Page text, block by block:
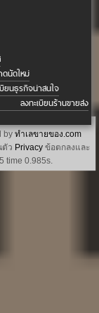
ดนัดใหม่
บียนธุรกิจน่าสนใจ
ลงทะเบียนร้านขายส่ง
by ทำเลขายของ.com
ตัว Privacy ข้อตกลงและ
time 0.985s.